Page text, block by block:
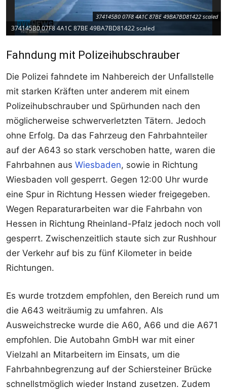
374145B0 07F8 4A1C 87BE 49BA7BD81422 scaled
374145B0 07F8 4A1C 87BE 49BA7BD81422 scaled
Fahndung mit Polizeihubschrauber
Die Polizei fahndete im Nahbereich der Unfallstelle
mit starken Kräften unter anderem mit einem
Polizeihubschrauber und Spürhunden nach den
möglicherweise schwerverletzten Tätern. Jedoch
ohne Erfolg. Da das Fahrzeug den Fahrbahnteiler
auf der A643 so stark verschoben hatte, waren die
Fahrbahnen aus Wiesbaden, sowie in Richtung
Wiesbaden voll gesperrt. Gegen 12:00 Uhr wurde
eine Spur in Richtung Hessen wieder freigegeben.
Wegen Reparaturarbeiten war die Fahrbahn von
Hessen in Richtung Rheinland-Pfalz jedoch noch voll
gesperrt. Zwischenzeitlich staute sich zur Rushhour
der Verkehr auf bis zu fünf Kilometer in beide
Richtungen.
Es wurde trotzdem empfohlen, den Bereich rund um
die A643 weiträumig zu umfahren. Als
Ausweichstrecke wurde die A60, A66 und die A671
empfohlen. Die Autobahn GmbH war mit einer
Vielzahl an Mitarbeitern im Einsats, um die
Fahrbahnbegrenzung auf der Schiersteiner Brücke
schnellstmöglich wieder Instand zusetzen. Zudem